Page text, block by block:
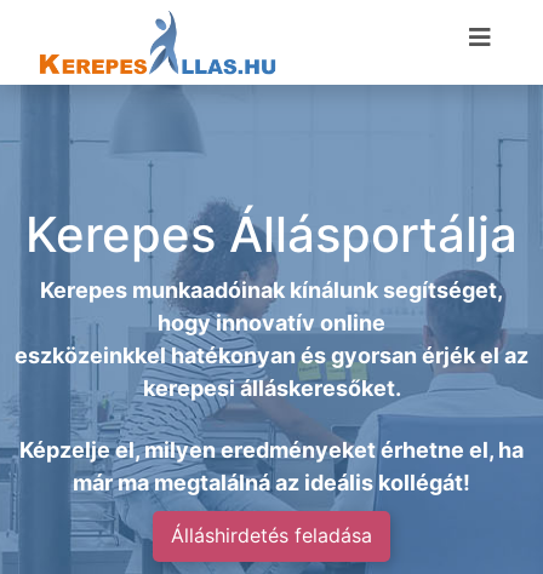
Kerepes Állásportálja
Kerepes munkaadóinak kínálunk segítséget,
hogy innovatív online
eszközeinkkel hatékonyan és gyorsan érjék el az
kerepesi álláskeresőket.
Képzelje el, milyen eredményeket érhetne el, ha
már ma megtalálná az ideális kollégát!
Álláshirdetés feladása